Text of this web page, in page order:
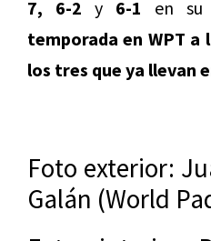
7, 6-2 y 6-1 en su
temporada en WPT a
los tres que ya llevan
Foto exterior:
Galán (World